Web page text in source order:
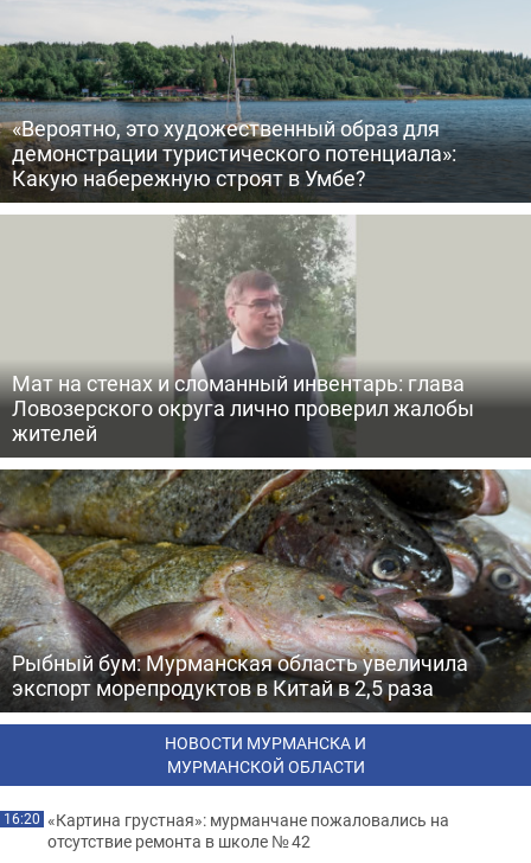
«Вероятно, это художественный образ для
демонстрации туристического потенциала»:
Какую набережную строят в Умбе?
Мат на стенах и сломанный инвентарь: глава
Ловозерского округа лично проверил жалобы
жителей
Рыбный бум: Мурманская область увеличила
экспорт морепродуктов в Китай в 2,5 раза
НОВОСТИ МУРМАНСКА И
МУРМАНСКОЙ ОБЛАСТИ
16:20 «Картина грустная»: мурманчане пожаловались на
отсутствие ремонта в школе № 42